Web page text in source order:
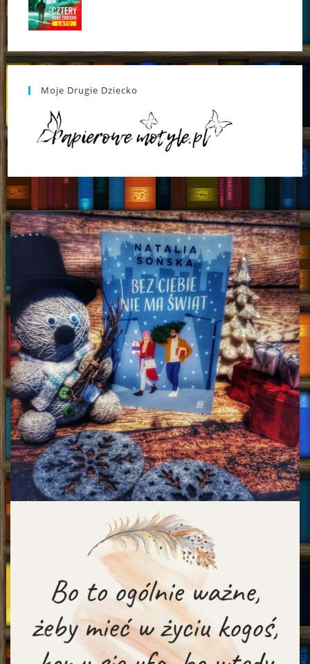
Moje Drugie Dziecko